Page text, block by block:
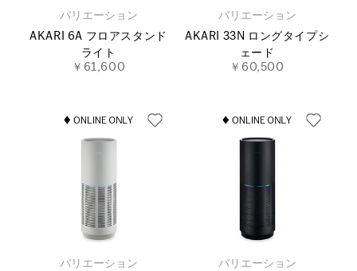
バリエーション
AKARI 6A フロアスタンド
ライト
￥61,600
バリエーション
AKARI 33N ロングタイプシ
ェード
￥60,500
バリエーション
バリエーション